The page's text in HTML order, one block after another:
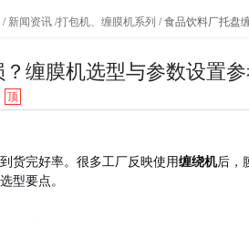
/ 新闻资讯/打包机、缠膜机系列 /食品饮料厂托盘
缠膜机选型与参数设置
顶
货完好率。很多工厂反映使用缠绕机后，
型要点。